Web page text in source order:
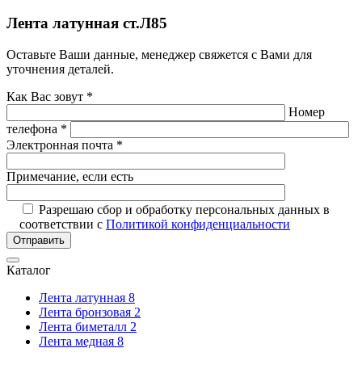
Лента латунная ст.Л85
Оставьте Ваши данные, менеджер свяжется с Вами для
уточнения деталей.
Как Вас зовут *
Номер
телефона *
Электронная почта *
Примечание, если есть
Разрешаю сбор и обработку персональных данных в
соответствии с Политикой конфиденциальности
Отправить
Каталог
Лента латунная 8
Лента бронзовая 2
Лента биметалл 2
Лента медная 8